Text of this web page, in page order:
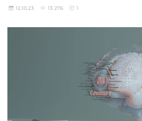
12.10.23 13 276 1